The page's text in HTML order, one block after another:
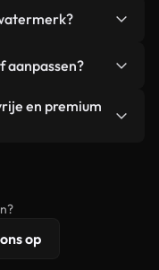
advertentie-
de beelden
watermerken.
beeldmateriaal.
aanpassen?
bijsnijden of
eindproduct
en premium
op